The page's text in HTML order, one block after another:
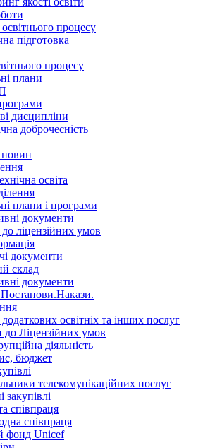
процесу
підготовка
процесу
плани
дисциплiни
доброчесність
новин
освіта
плани і програми
документи
ліцензійних умов
документи
склад
документи
освітніх та інших послуг
до Ліцензійних умов
діяльність
бюджет
телекомунікаційних послуг
закупівлі
співпраця
співпраця
фонд Unicef